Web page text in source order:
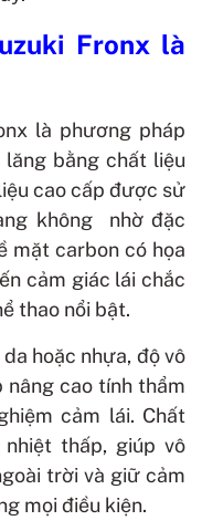
Fronx là
là phương pháp
bằng chất liệu
cao cấp được sử
không nhờ đặc
mặt carbon có họa
cảm giác lái chắc
thao nổi bật.
hoặc nhựa, độ vô
nâng cao tính thẩm
cảm lái. Chất
thấp, giúp vô
trời và giữ cảm
mọi điều kiện.